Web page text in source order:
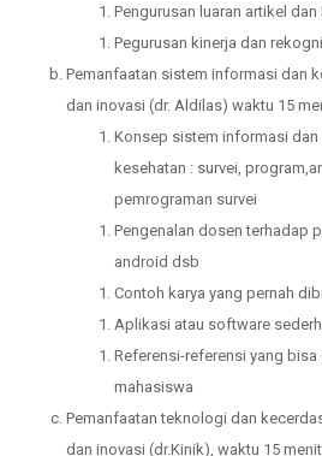
Pengurusan luaran artikel dan
Pegurusan kinerja dan
Pemanfaatan sistem informasi dan
dan inovasi (dr. Aldilas) waktu 15
Konsep sistem informasi
kesehatan : survei,
pemrograman survei
Pengenalan dosen terhadap
android dsb
Contoh karya yang pernah
Aplikasi atau software
Referensi-referensi yang
mahasiswa
Pemanfaatan teknologi dan
dan inovasi (dr.Kinik), waktu 15 menit.